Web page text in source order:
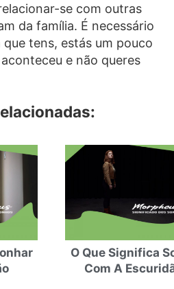
se com outras
da família. É necessário
tens, estás um pouco
e não queres
O Que Significa
Com A